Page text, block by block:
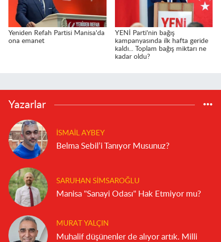
Yeniden Refah Partisi Manisa'da
ona emanet
YENİ Parti'nin bağış
kampanyasında ilk hafta geride
kaldı... Toplam bağış miktarı ne
kadar oldu?
Yazarlar
İSMAIL AYBEY
Belma Sebil’i Tanıyor Musunuz?
SARUHAN SIMSAROĞLU
Manisa "Sanayi Odası" Hak Etmiyor mu?
MURAT YALÇIN
Muhalif düşünenler de alıyor artık. Milli